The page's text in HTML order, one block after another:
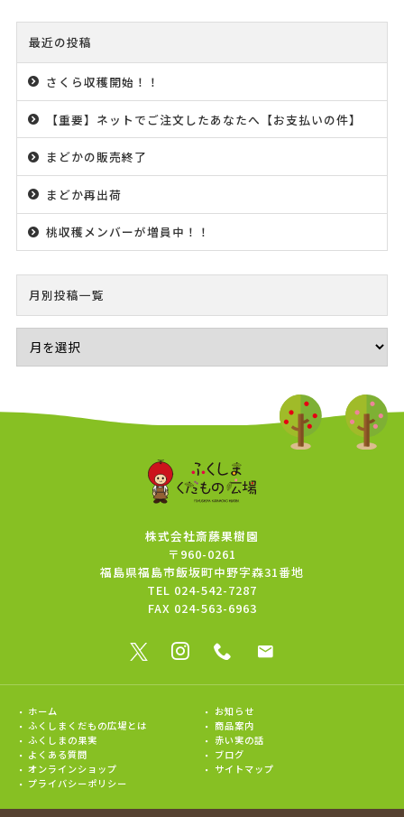
最近の投稿
さくら収穫開始！！
【重要】ネットでご注文したあなたへ【お支払いの件】
まどかの販売終了
まどか再出荷
桃収穫メンバーが増員中！！
月別投稿一覧
株式会社斎藤果樹園
〒960-0261
福島県福島市飯坂町中野字森31番地
TEL 024-542-7287
FAX 024-563-6963
ホーム
お知らせ
ふくしまくだもの広場とは
商品案内
ふくしまの果実
赤い実の話
よくある質問
ブログ
オンラインショップ
サイトマップ
プライバシーポリシー